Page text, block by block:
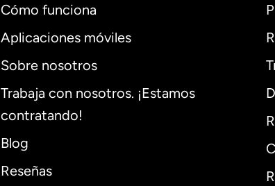
Cómo funciona
Aplicaciones móviles
Sobre nosotros
Trabaja con nosotros. ¡Estamos
contratando!
Blog
Reseñas